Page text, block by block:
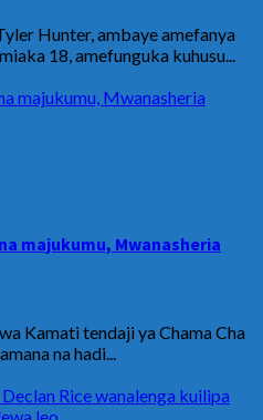
Hunter, ambaye amefanya
18, amefunguka kuhusu...
majukumu, Mwanasheria
majukumu, Mwanasheria
Kamati tendaji ya Chama Cha
na hadi...
Rice wanalenga kuilipa